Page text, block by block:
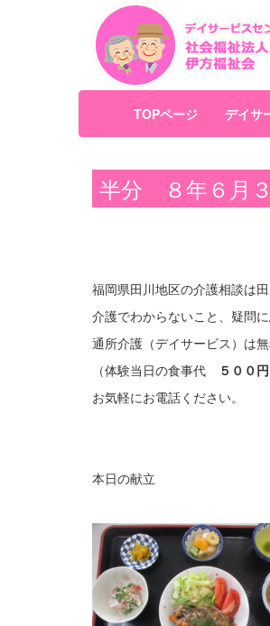
TOPページ デイサ
半分 ８年６月
福岡県田川地区の介護相談は
介護でわからないこと、疑問
通所介護（デイサービス）は
（体験当日の食事代
５００円
お気軽にお電話ください。
本日の献立